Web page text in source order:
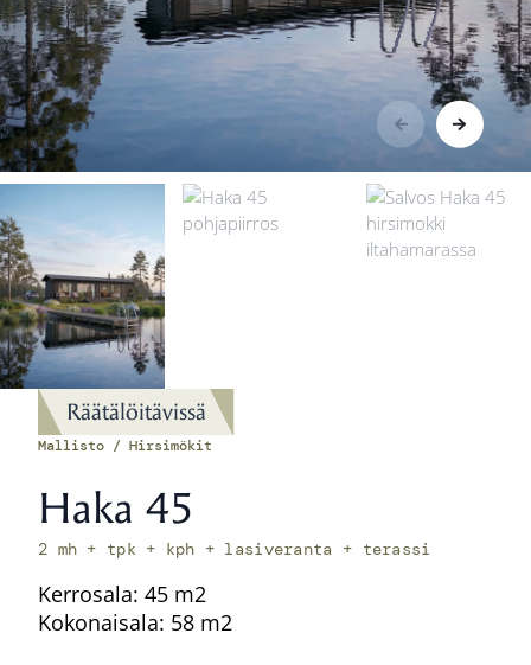
Mallisto / Hirsimökit
Räätälöitävissä
Haka 45
2 mh + tpk + kph + lasiveranta + terassi
Kerrosala: 45 m2
Kokonaisala: 58 m2